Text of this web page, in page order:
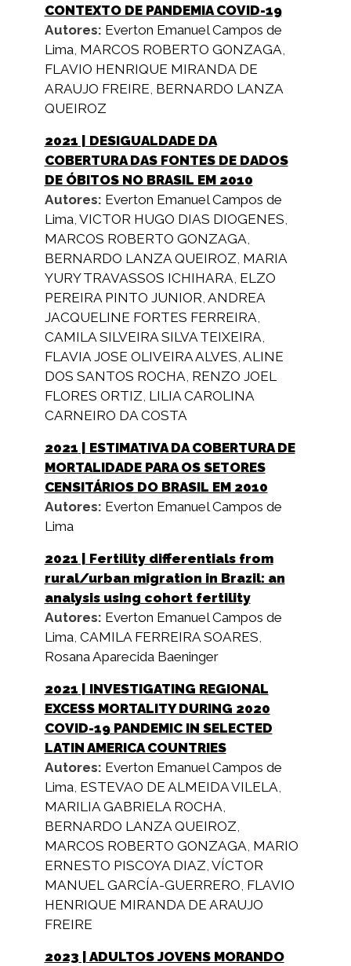
CONTEXTO DE PANDEMIA COVID-19
Autores: Everton Emanuel Campos de
Lima, MARCOS ROBERTO GONZAGA,
FLAVIO HENRIQUE MIRANDA DE
ARAUJO FREIRE, BERNARDO LANZA
QUEIROZ
2021 | DESIGUALDADE DA
COBERTURA DAS FONTES DE DADOS
DE ÓBITOS NO BRASIL EM 2010
Autores: Everton Emanuel Campos de
Lima, VICTOR HUGO DIAS DIOGENES,
MARCOS ROBERTO GONZAGA,
BERNARDO LANZA QUEIROZ, MARIA
YURY TRAVASSOS ICHIHARA, ELZO
PEREIRA PINTO JUNIOR, ANDREA
JACQUELINE FORTES FERREIRA,
CAMILA SILVEIRA SILVA TEIXEIRA,
FLAVIA JOSE OLIVEIRA ALVES, ALINE
DOS SANTOS ROCHA, RENZO JOEL
FLORES ORTIZ, LILIA CAROLINA
CARNEIRO DA COSTA
2021 | ESTIMATIVA DA COBERTURA DE
MORTALIDADE PARA OS SETORES
CENSITÁRIOS DO BRASIL EM 2010
Autores: Everton Emanuel Campos de
Lima
2021 | Fertility differentials from
rural/urban migration in Brazil: an
analysis using cohort fertility
Autores: Everton Emanuel Campos de
Lima, CAMILA FERREIRA SOARES,
Rosana Aparecida Baeninger
2021 | INVESTIGATING REGIONAL
EXCESS MORTALITY DURING 2020
COVID-19 PANDEMIC IN SELECTED
LATIN AMERICA COUNTRIES
Autores: Everton Emanuel Campos de
Lima, ESTEVAO DE ALMEIDA VILELA,
MARILIA GABRIELA ROCHA,
BERNARDO LANZA QUEIROZ,
MARCOS ROBERTO GONZAGA, MARIO
ERNESTO PISCOYA DIAZ, VÍCTOR
MANUEL GARCÍA-GUERRERO, FLAVIO
HENRIQUE MIRANDA DE ARAUJO
FREIRE
2023 | ADULTOS JOVENS MORANDO